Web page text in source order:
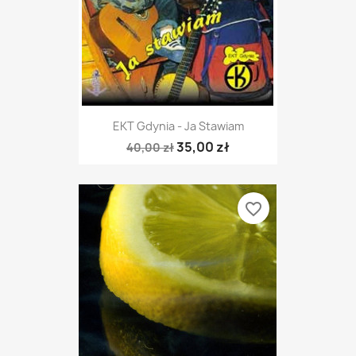
EKT Gdynia - Ja Stawiam
40,00 zł35,00 zł
favorite_border